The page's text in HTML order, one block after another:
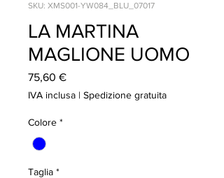
SKU: XMS001-YW084_BLU_07017
LA MARTINA
MAGLIONE UOMO
75,60 €Prezzo
IVA inclusa | Spedizione gratuita
Colore *
Taglia *